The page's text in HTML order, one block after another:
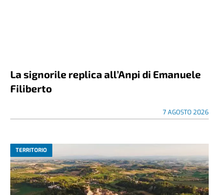
La signorile replica all’Anpi di Emanuele
Filiberto
7 AGOSTO 2026
TERRITORIO